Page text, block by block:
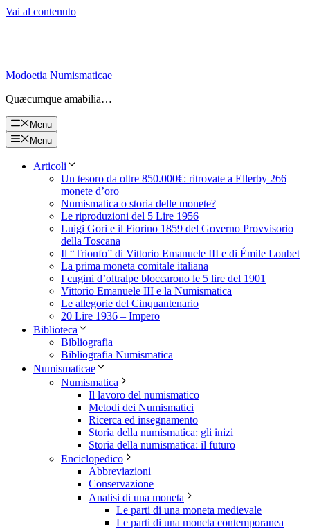
Vai al contenuto
Modoetia Numismaticae
Quæcumque amabilia…
Menu
Menu
Articoli
Un tesoro da oltre 850.000€: ritrovate a Ellerby 266
monete d’oro
Numismatica o storia delle monete?
Le riproduzioni del 5 Lire 1956
Luigi Gori e il Fiorino 1859 del Governo Provvisorio
della Toscana
Il “Trionfo” di Vittorio Emanuele III e di Émile Loubet
La prima moneta comitale italiana
I cugini d’oltralpe bloccarono le 5 lire del 1901
Vittorio Emanuele III e la Numismatica
Le allegorie del Cinquantenario
20 Lire 1936 – Impero
Biblioteca
Bibliografia
Bibliografia Numismatica
Numismaticae
Numismatica
Il lavoro del numismatico
Metodi dei Numismatici
Ricerca ed insegnamento
Storia della numismatica: gli inizi
Storia della numismatica: il futuro
Enciclopedico
Abbreviazioni
Conservazione
Analisi di una moneta
Le parti di una moneta medievale
Le parti di una moneta contemporanea